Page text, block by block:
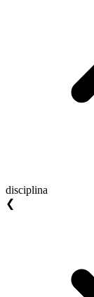
disciplina
❮